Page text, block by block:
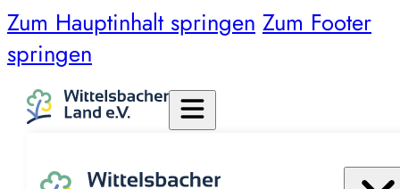
Zum Hauptinhalt springen Zum Footer
springen